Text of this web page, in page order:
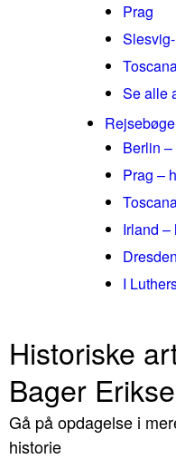
Prag
Se alle
Berlin
Prag –
Irland –
I
Historiske
Bager
Gå på opdagelse i
historie